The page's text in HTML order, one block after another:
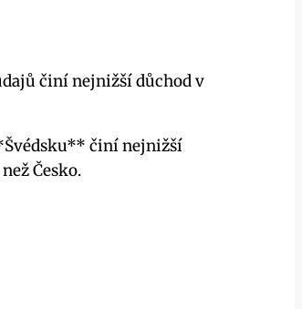
činí nejnižší důchod v
činí nejnižší
Česko.